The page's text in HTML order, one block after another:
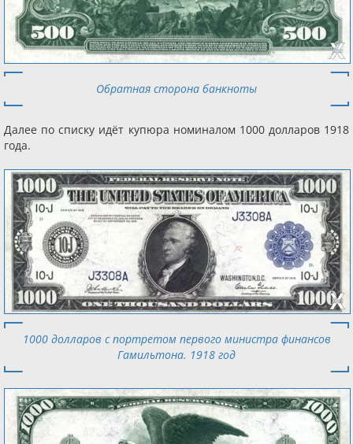
Обратная сторона банкноты
Далее по списку идёт купюра номиналом 1000 долларов 1918
года.
1000 долларов с портретом первого министра финансов
Гамильтона. 1918 год